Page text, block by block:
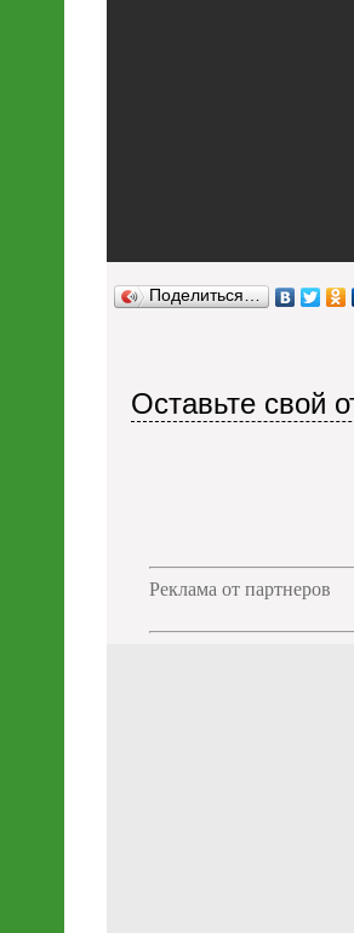
Поделиться…
Оставьте свой
Реклама от партнеров